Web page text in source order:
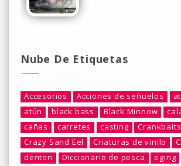
Nube De Etiquetas
Accesorios Acciones de señuelos
atún
black bass Black Minnow
cañas
carretes casting
Crankbaits
Crazy Sand Eel
Criaturas de vinilo
denton
Diccionario de pesca
eging